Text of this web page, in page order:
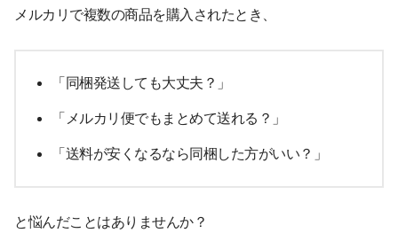
メルカリで複数の商品を購入されたとき、
「同梱発送しても大丈夫？」
「メルカリ便でもまとめて送れる？」
「送料が安くなるなら同梱した方がいい？」
と悩んだことはありませんか？